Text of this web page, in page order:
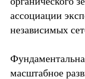
ассоциации
независимых
масштабное